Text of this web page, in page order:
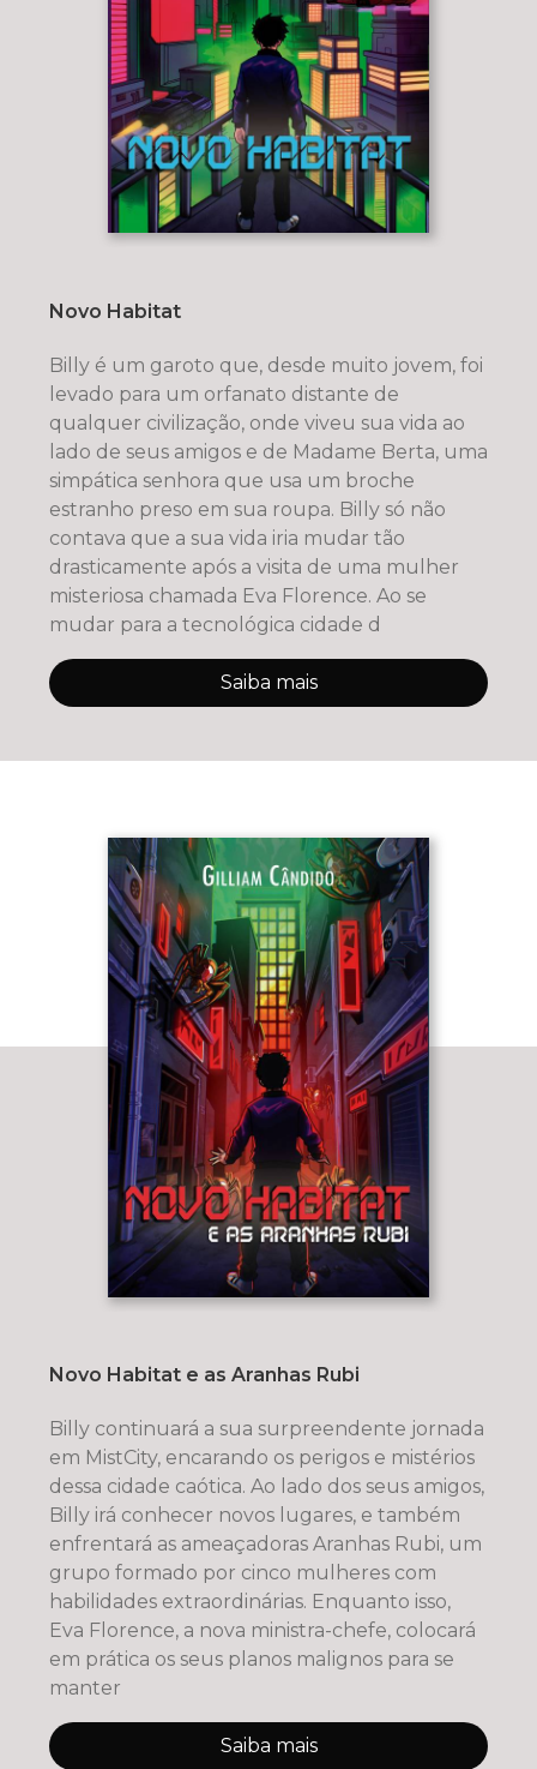
Novo Habitat
Billy é um garoto que, desde muito jovem, foi
levado para um orfanato distante de
qualquer civilização, onde viveu sua vida ao
lado de seus amigos e de Madame Berta, uma
simpática senhora que usa um broche
estranho preso em sua roupa. Billy só não
contava que a sua vida iria mudar tão
drasticamente após a visita de uma mulher
misteriosa chamada Eva Florence. Ao se
mudar para a tecnológica cidade d
Saiba mais
Novo Habitat e as Aranhas Rubi
Billy continuará a sua surpreendente jornada
em MistCity, encarando os perigos e mistérios
dessa cidade caótica. Ao lado dos seus amigos,
Billy irá conhecer novos lugares, e também
enfrentará as ameaçadoras Aranhas Rubi, um
grupo formado por cinco mulheres com
habilidades extraordinárias. Enquanto isso,
Eva Florence, a nova ministra-chefe, colocará
em prática os seus planos malignos para se
manter
Saiba mais